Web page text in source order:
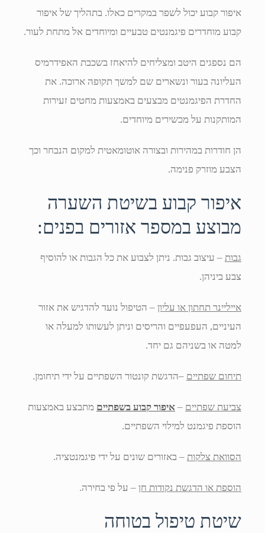
איפור קבוע יכול לשפר במקרים כאלו. בתהליך של איפור
קבוע מוחדרים פיגמנטים טבעיים ומיוחדים אל מתחת לעור.
הם נספגים היטב ומצליחים להיאחז בשכבת האפידרמיס
העליונה בעור ונשארים שם למשך תקופה ארוכה. את
החדרת הפיגמנטים מבצעים באמצעות מחטים זעירות
המותקנות על מכשירים מיוחדים.
הן חודרות במהירות ובצורה אוטומאטית למקום הנבחר וכך
הצבע מוזרק פנימה.
איפור קבוע בשיטת השערה
מבוצע במספר אזורים בפנים:
גבות – עיצוב גבות. ניתן לצבוע את כל הגבות או להוסיף
צבע ביניהן.
אייליינר תחתון או עליון – הטיפול נועד להדגיש את אזור
העיניים, העפעפיים והריסים וניתן לעשותו למעלה או
למטה או בשניהם גם יחד.
תיחום שפתיים –הדגשת קונטור השפתיים על ידי תיחומן.
צביעת שפתיים – איפור קבוע בשפתיים מתבצע באמצעות
הוספת פיגמנט למילוי השפתיים.
הסוואת צלקות – באזורים שונים על ידי פיגמנטציה.
הוספת או הדגשת נקודות חן – על פי בחירה.
שיטת טיפול בטוחה